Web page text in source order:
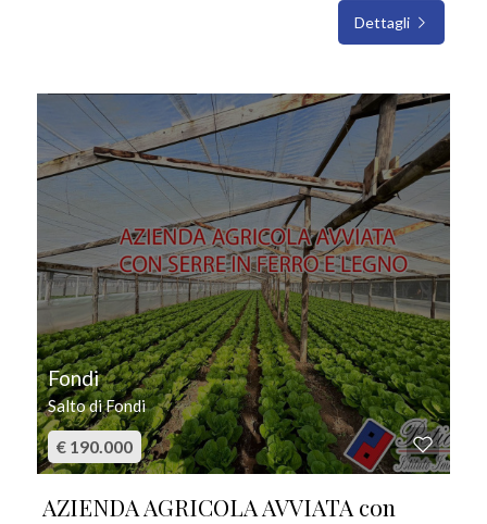
Dettagli
Fondi
Salto di Fondi
€ 190.000
AZIENDA AGRICOLA AVVIATA con